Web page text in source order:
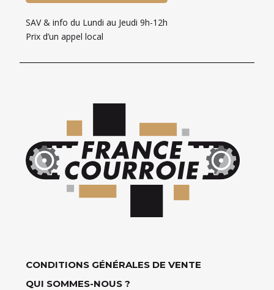
SAV & info du Lundi au Jeudi 9h-12h
Prix d’un appel local
CONDITIONS GÉNÉRALES DE VENTE
QUI SOMMES-NOUS ?